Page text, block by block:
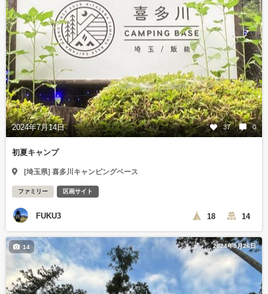
2024年7月14日 37 0
初夏キャンプ
[埼玉県] 喜多川キャンピングベース
ファミリー 区画サイト
FUKU3 18 14
2024年5月26日
14